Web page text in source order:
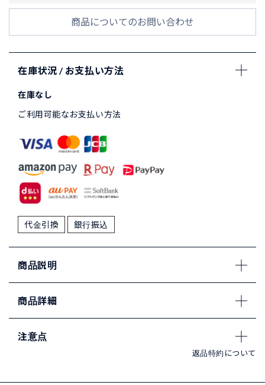
商品についてのお問い合わせ
在庫状況 / お支払い方法
在庫なし
ご利用可能なお支払い方法
代金引換 銀行振込
商品説明
商品詳細
注意点
返品特約について